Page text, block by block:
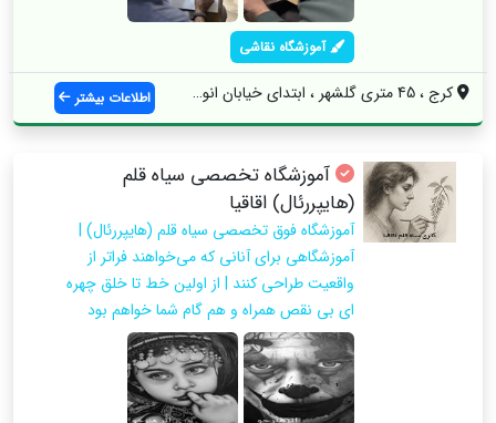
آموزشگاه نقاشی
کرج ، 45 متري گلشهر ، ابتدای خیابان انوش... اطلاعات بیشتر
آموزشگاه تخصصی سیاه قلم
(هایپررئال) اقاقیا
آموزشگاه فوق تخصصی سیاه قلم (هایپررئال) |
آموزشگاهی برای آنانی که می‌خواهند فراتر از
واقعیت طراحی کنند | از اولین خط تا خلق چهره
ای بی نقص همراه و هم گام شما خواهم بود